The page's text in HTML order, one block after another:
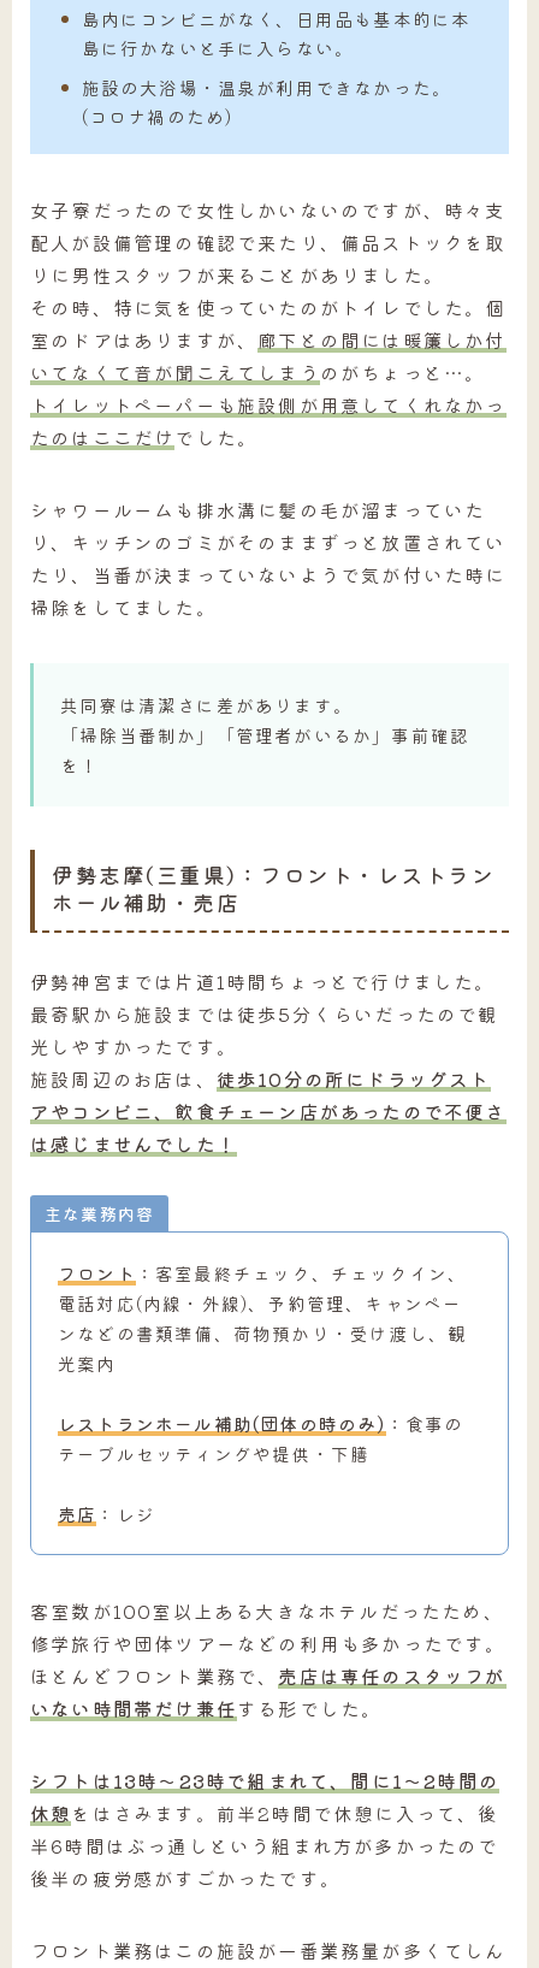
島内にコンビニがなく、日用品も基本的に本
島に行かないと手に入らない。
施設の大浴場・温泉が利用できなかった。
(コロナ禍のため)
女子寮だったので女性しかいないのですが、時々支
配人が設備管理の確認で来たり、備品ストックを取
りに男性スタッフが来ることがありました。
その時、特に気を使っていたのがトイレでした。個
室のドアはありますが、 廊下との間には暖簾しか付
いてなくて音が聞こえてしまう のがちょっと…。
トイレットペーパーも施設側が用意してくれなかっ
たのはここだけ でした。
シャワールームも排水溝に髪の毛が溜まっていた
り、キッチンのゴミがそのままずっと放置されてい
たり、当番が決まっていないようで気が付いた時に
掃除をしてました。
共同寮は清潔さに差があります。
「掃除当番制か」「管理者がいるか」事前確認
を！
伊勢志摩(三重県)：フロント・レストラン
ホール補助・売店
伊勢神宮までは片道1時間ちょっとで行けました。
最寄駅から施設までは徒歩5分くらいだったので観
光しやすかったです。
施設周辺のお店は、 徒歩10分の所にドラッグスト
アやコンビニ、飲食チェーン店があったので不便さ
は感じませんでした！
主な業務内容
フロント ：客室最終チェック、チェックイン、
電話対応(内線・外線)、予約管理、キャンペー
ンなどの書類準備、荷物預かり・受け渡し、観
光案内
レストランホール補助(団体の時のみ) ：食事の
テーブルセッティングや提供・下膳
売店 ：レジ
客室数が100室以上ある大きなホテルだったため、
修学旅行や団体ツアーなどの利用も多かったです。
ほとんどフロント業務で、 売店は専任のスタッフが
いない時間帯だけ兼任する形でした。
シフトは13時～23時で組まれて、間に1～2時間の
休憩をはさみます。前半2時間で休憩に入って、後
半6時間はぶっ通しという組まれ方が多かったので
後半の疲労感がすごかったです。
フロント業務はこの施設が一番業務量が多くてしん